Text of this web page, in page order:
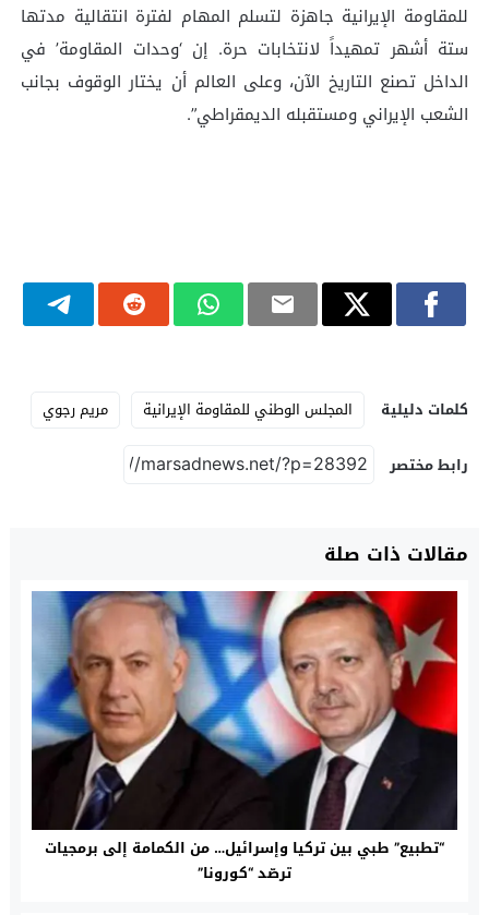
للمقاومة الإيرانية جاهزة لتسلم المهام لفترة انتقالية مدتها
ستة أشهر تمهيداً لانتخابات حرة. إن ‘وحدات المقاومة’ في
الداخل تصنع التاريخ الآن، وعلى العالم أن يختار الوقوف بجانب
الشعب الإيراني ومستقبله الديمقراطي”.
كلمات دليلية المجلس الوطني للمقاومة الإيرانية مريم رجوي
رابط مختصر
مقالات ذات صلة
“تطبيع” طبي بين تركيا وإسرائيل… من الكمامة إلى برمجيات
ترصّد “كورونا”